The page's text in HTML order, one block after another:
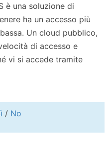
è una soluzione di
ha un accesso più
Un cloud pubblico,
di accesso e
vi si accede tramite
/ No